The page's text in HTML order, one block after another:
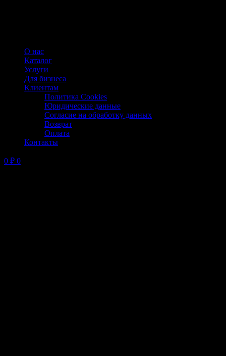
О нас
Каталог
Услуги
Для бизнеса
Клиентам
Политика Cookies
Юридические данные
Согласие на обработку данных
Возврат
Оплата
Контакты
0 ₽ 0